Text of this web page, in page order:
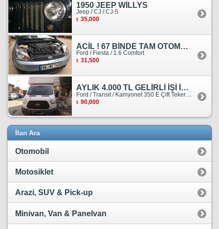
1950 JEEP WİLLYS
Jeep / CJ / CJ-5
35,000
ACİL ! 67 BİNDE TAM OTOMATİK FORD FİESTA
Ford / Fiesta / 1.6 Comfort
31,500
AYLIK 4.000 TL GELİRLİ İŞİ İLE BİRLİKTE SATILIKTIR.
90,000
İlan Ara
Otomobil
Motosiklet
Arazi, SUV & Pick-up
Minivan, Van & Panelvan